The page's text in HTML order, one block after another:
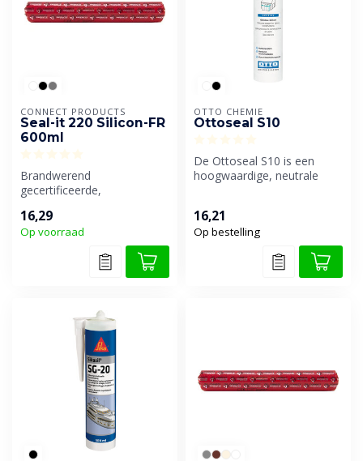
CONNECT PRODUCTS
Seal-it 220 Silicon-FR
600ml
Brandwerend
gecertificeerde,
uithardende siliconenkit, ...
16,29
Op voorraad
OTTO CHEMIE
Ottoseal S10
De Ottoseal S10 is een
hoogwaardige, neutrale
16,21
Op bestelling